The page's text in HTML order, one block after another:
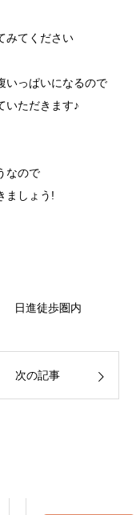
みてください
いっぱいになるので
いただきます♪
なので
ましょう!
進徒歩圏内
次の記事